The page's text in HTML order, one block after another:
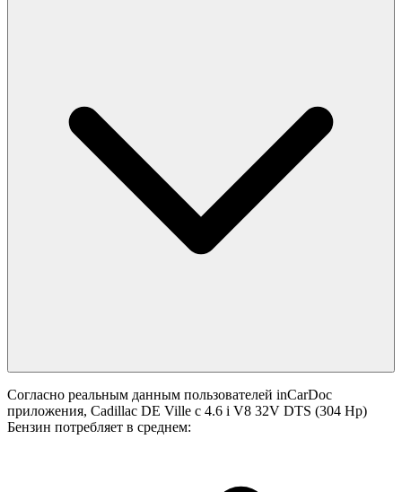
Согласно реальным данным пользователей inCarDoc
приложения, Cadillac DE Ville с 4.6 i V8 32V DTS (304 Hp)
Бензин потребляет в среднем: